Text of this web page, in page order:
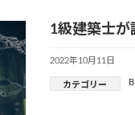
1級建築士
2022年10月11日
カテゴリー